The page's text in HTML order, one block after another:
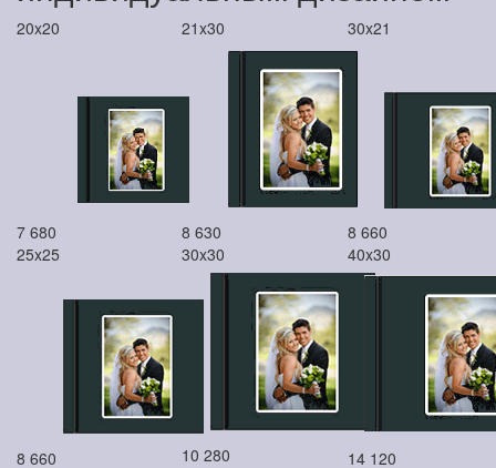
20x20
7 680
21x30
8 630
30x21
8 660
25x25
8 660
30x30
10 280
40x30
14 120